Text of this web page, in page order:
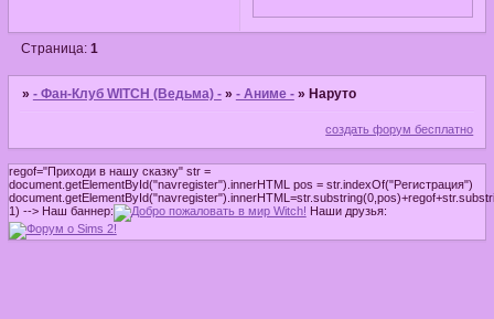
Страница: 1
» - Фан-Клуб WITCH (Ведьма) - » - Аниме - » Наруто
создать форум бесплатно
regof="Приходи в нашу сказку" str =
document.getElementById("navregister").innerHTML pos = str.indexOf("Регистрация")
1) --> Наш баннер: Наши друзья: